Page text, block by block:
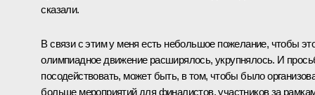
сказали.
В связи с этим у меня есть небольшое пожелание, чтобы
олимпиадное движение расширялось, укрупнялось. И
посодействовать, может быть, в том, чтобы было
больше мероприятий для финалистов, участников за